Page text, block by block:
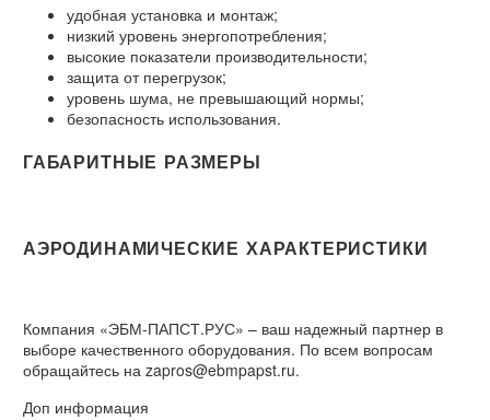
удобная установка и монтаж;
низкий уровень энергопотребления;
высокие показатели производительности;
защита от перегрузок;
уровень шума, не превышающий нормы;
безопасность использования.
ГАБАРИТНЫЕ РАЗМЕРЫ
АЭРОДИНАМИЧЕСКИЕ ХАРАКТЕРИСТИКИ
Компания «ЭБМ-ПАПСТ.РУС» – ваш надежный партнер в
выборе качественного оборудования. По всем вопросам
обращайтесь на zapros@ebmpapst.ru.
Доп информация